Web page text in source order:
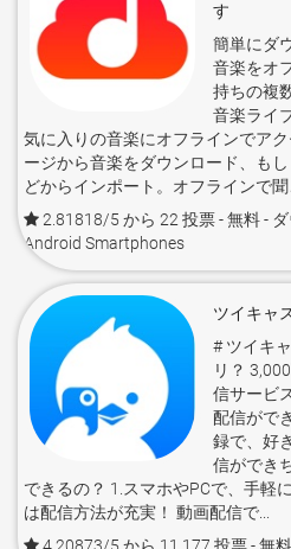
す
簡単にダ
音楽をオ
持ちの複
音楽ライ
気に入りの音楽にオフラインでア
ージから音楽をダウンロード、も
どからインポート。オフラインで聞
2.81818/5 から 22 投票- 無料 -
Android Smartphones
ツイキャ
# ツイキ
リ？
信サービ
配信がで
録で、好
信ができ
できるの？ 1.スマホやPCで、手軽
は配信方法が充実！ 動画配信で...